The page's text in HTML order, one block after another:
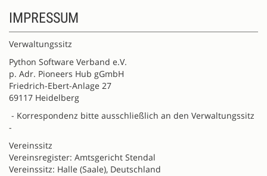
IMPRESSUM
Verwaltungssitz
Python Software Verband e.V.
p. Adr. Pioneers Hub gGmbH
Friedrich-Ebert-Anlage 27
69117 Heidelberg
- Korrespondenz bitte ausschließlich an den Verwaltungssitz
-
Vereinssitz
Vereinsregister: Amtsgericht Stendal
Vereinssitz: Halle (Saale), Deutschland